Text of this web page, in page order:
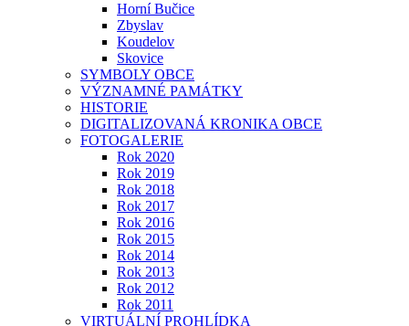
Horní Bučice
Zbyslav
Koudelov
Skovice
SYMBOLY OBCE
VÝZNAMNÉ PAMÁTKY
HISTORIE
DIGITALIZOVANÁ KRONIKA OBCE
FOTOGALERIE
Rok 2020
Rok 2019
Rok 2018
Rok 2017
Rok 2016
Rok 2015
Rok 2014
Rok 2013
Rok 2012
Rok 2011
VIRTUÁLNÍ PROHLÍDKA